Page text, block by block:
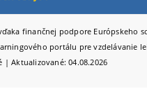
finančnej podpore Európskeho
portálu pre vzdelávanie
Aktualizované: 04.08.2026